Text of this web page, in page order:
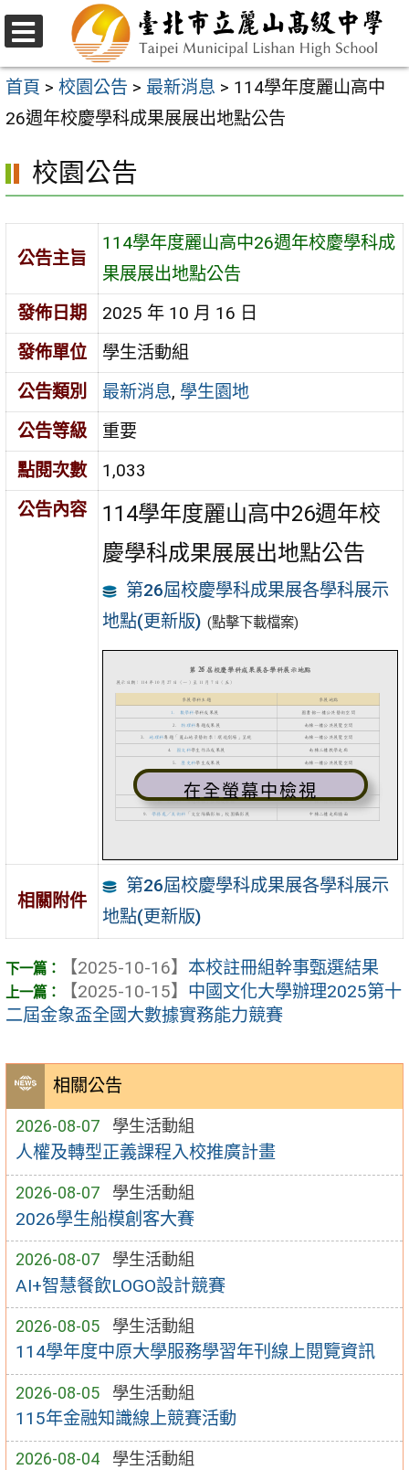
跳
至
主
要
容
區
選
單
首頁 > 校園公告 > 最新消息 > 114學年度麗山高中
26週年校慶學科成果展展出地點公告
相關公告
2026-08-07 學生活動組
人權及轉型正義課程入校推廣計畫
2026-08-07 學生活動組
2026學生船模創客大賽
2026-08-07 學生活動組
AI+智慧餐飲LOGO設計競賽
2026-08-05 學生活動組
114學年度中原大學服務學習年刊線上閱覽資訊
2026-08-05 學生活動組
115年金融知識線上競賽活動
2026-08-04 學生活動組
校園公告
公告主旨
114學年度麗山高中26週年校慶學科成
果展展出地點公告
發佈日期
2025 年 10 月 16 日
發佈單位
學生活動組
公告類別
最新消息, 學生園地
公告等級
重要
點閱次數
1,033
公告內容
114學年度麗山高中26週年校
慶學科成果展展出地點公告
第26屆校慶學科成果展各學科展示
地點(更新版) (點擊下載檔案)
在全螢幕中檢視
相關附件
第26屆校慶學科成果展各學科展示
地點(更新版)
【2025-10-16】 本校註冊組幹事甄選結果
【2025-10-15】 中國文化大學辦理2025第十
二屆金象盃全國大數據實務能力競賽